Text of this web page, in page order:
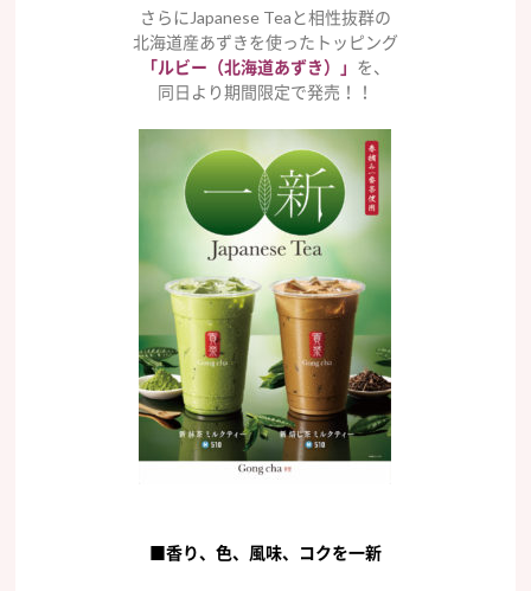
さらにJapanese Teaと相性抜群の
北海道産あずきを使ったトッピング
「ルビー（北海道あずき）」 を、
同日より期間限定で発売！！
■香り、色、風味、コクを一新